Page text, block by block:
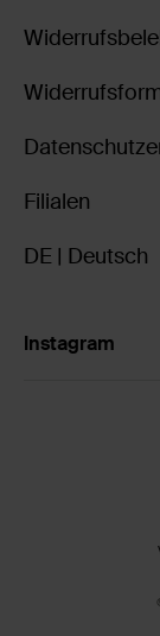
Filialen
DE | Deutsch
Instagram